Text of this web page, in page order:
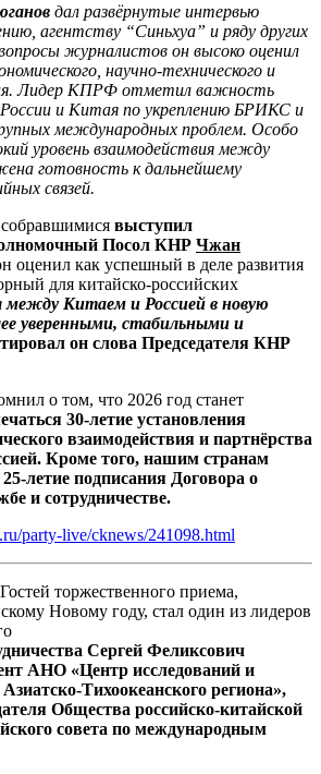
дал развёрнутые интервью
агентству “Синьхуа” и ряду других
журналистов он высоко оценил
научно-технического и
Лидер КПРФ отметил важность
и Китая по укреплению БРИКС и
международных проблем. Особо
уровень взаимодействия между
готовность к дальнейшему
связей.
выступил
Посол КНР Чжан
оценил как успешный в деле развития
для китайско-российских
Китаем и Россией в новую
уверенными, стабильными и
он слова Председателя КНР
о том, что 2026 год станет
30-летие установления
взаимодействия и партнёрства
Кроме того, нашим странам
летие подписания Договора о
и сотрудничестве.
party-live/cknews/241098.html
торжественного приема,
Новому году, стал один из лидеров
Сергей Феликсович
АНО «Центр исследований и
Тихоокеанского региона»,
Общества российско-китайской
совета по международным